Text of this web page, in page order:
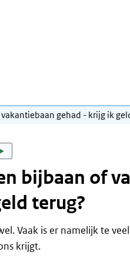
gehad - krijg ik
bijbaan of
terug?
Vaak is er namelijk te
krijgt.